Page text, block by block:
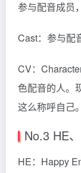
参与配音成员
Cast：参与配
CV：
色配音的人。
这么称呼自己。
No.3 HE
HE：Happy